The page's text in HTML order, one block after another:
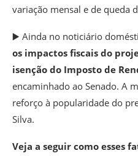
variação mensal e de queda
▶️ Ainda no noticiário
os impactos fiscais do
isenção do Imposto de
encaminhado ao Senado. A
reforço à popularidade do
Silva.
Veja a seguir como esses